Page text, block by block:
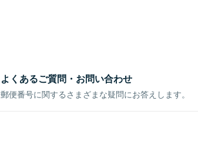
よくあるご質問・お問い合わせ
郵便番号に関するさまざまな疑問にお答えします。